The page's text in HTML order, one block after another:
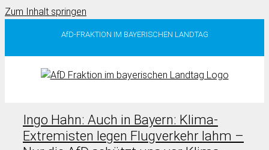
Zum Inhalt springen
AfD-FRAKTION IM BAYERISCHEN LANDTAG
Ingo Hahn: Auch in Bayern: Klima-
Extremisten legen Flugverkehr lahm –